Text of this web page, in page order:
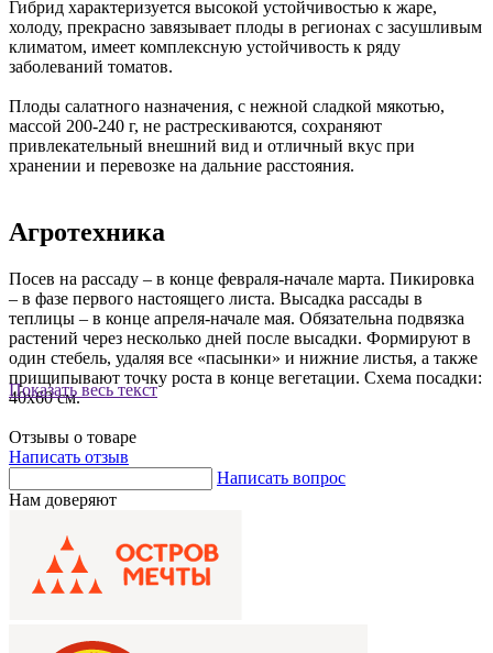
Показать весь текст
Гибрид характеризуется высокой устойчивостью к жаре,
холоду, прекрасно завязывает плоды в регионах с засушливым
климатом, имеет комплексную устойчивость к ряду
заболеваний томатов.
Плоды салатного назначения, с нежной сладкой мякотью,
массой 200-240 г, не растрескиваются, сохраняют
привлекательный внешний вид и отличный вкус при
хранении и перевозке на дальние расстояния.
Агротехника
Посев на рассаду – в конце февраля-начале марта. Пикировка
– в фазе первого настоящего листа. Высадка рассады в
теплицы – в конце апреля-начале мая. Обязательна подвязка
растений через несколько дней после высадки. Формируют в
один стебель, удаляя все «пасынки» и нижние листья, а также
прищипывают точку роста в конце вегетации. Схема посадки:
40x60 см.
Отзывы о товаре
Написать отзыв
Написать вопрос
Нам доверяют